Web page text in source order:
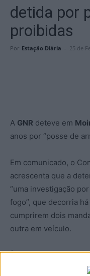
detida por
proibidas
Por Estação Diária - 25 de
A GNR deteve em
anos por “posse de
Em comunicado, o
acrescenta que a
“uma investigação
fogo”, que decorria
cumprirem dois
outra em veículo.
À detida, foram
elétrica (‘taser’),